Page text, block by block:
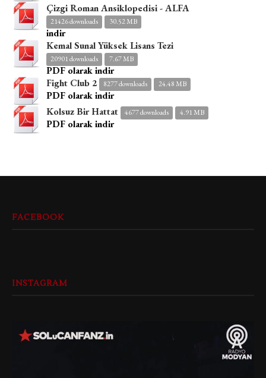
Çizgi Roman Ansiklopedisi - ALFA
21426 downloads 30.52 MB
indir
Kemal Sunal Yüksek Lisans Tezi
20901 downloads 7.67 MB
PDF olarak indir
Fight Club 2
8277 downloads 24.48 MB
PDF olarak indir
Kolsuz Bir Hattat
4677 downloads 4.91 MB
PDF olarak indir
FACEBOOK
INSTAGRAM